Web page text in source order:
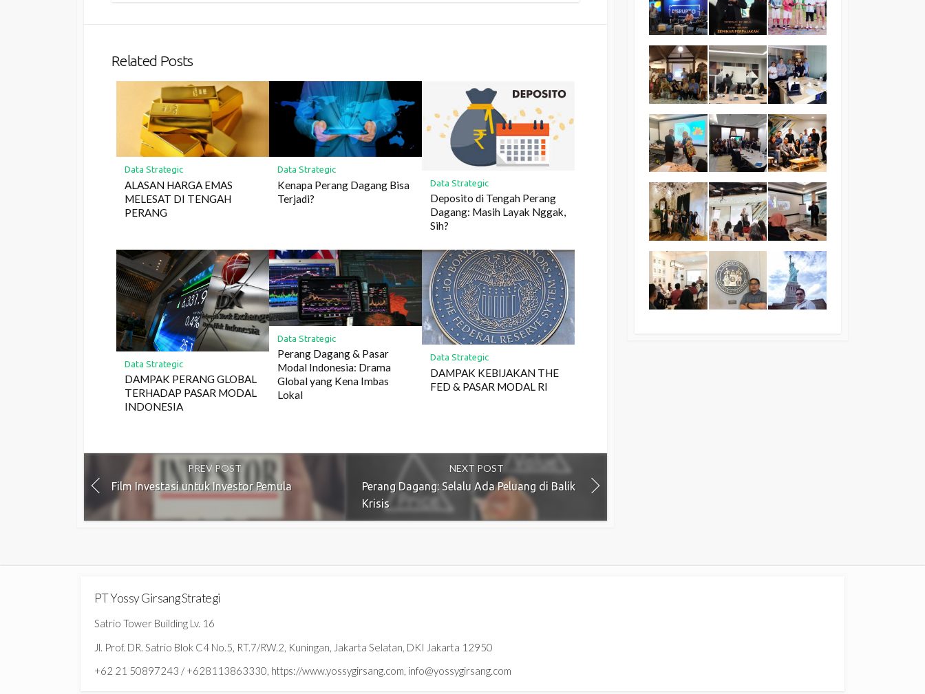
Related Posts
Data Strategic
ALASAN HARGA EMAS
MELESAT DI TENGAH
PERANG
Data Strategic
Kenapa Perang Dagang Bisa
Terjadi?
Data Strategic
Deposito di Tengah Perang
Dagang: Masih Layak Nggak,
Sih?
Data Strategic
DAMPAK PERANG GLOBAL
TERHADAP PASAR MODAL
INDONESIA
Data Strategic
Perang Dagang & Pasar
Modal Indonesia: Drama
Global yang Kena Imbas
Lokal
Data Strategic
DAMPAK KEBIJAKAN THE
FED & PASAR MODAL RI
PREV POST
Film Investasi untuk Investor Pemula
NEXT POST
Perang Dagang: Selalu Ada Peluang di Balik
Krisis
PT Yossy Girsang Strategi
Satrio Tower Building Lv. 16
Jl. Prof. DR. Satrio Blok C4 No.5, RT.7/RW.2, Kuningan, Jakarta Selatan, DKI Jakarta 12950
+62 21 50897243 / +628113863330, https://www.yossygirsang.com, info@yossygirsang.com